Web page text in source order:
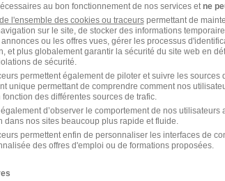
au bon fonctionnement de nos services et ne
de l'ensemble des cookies ou traceurspermettant de
sur le site, de stocker des informations
ou les offres vues, gérer les processus
et plus globalement garantir la sécurité du site web en
de sécurité.
permettent également de piloter et suivre les sources
unique permettant de comprendre comment nos
des différentes sources de trafic.
d’observer le comportement de nos
dans nos sites beaucoup plus rapide et fluide.
permettent enfin de personnaliser les interfaces de
des offres d'emploi ou de formations proposées.